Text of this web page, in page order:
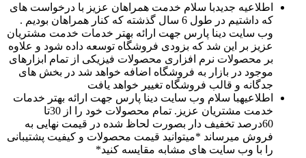
اطلاعیه جدیدبا سلام خدمت همراهان عزیز با درخواست های
که داشتیم در طول 6 سال گذشته که کنار همراهان بودیم .
وب سایت دینا پارس جهت ارائه بهتر خدمات خدمت مشتریان
عزیز بر این شد که بزودی فروشگاه توسعه داده شود و علاوه
بر محصولات نرم افزاری محصولات فیزیکی از تمام ابزارهای
موجود در بازار به فروشگاه اضافه خواهد شد در بخش های
جدگانه و قالب فروشگاه تغییر خواهد یافت
اطلاعیهبا سلام وب سایت دینا پارس جهت ارائه بهتر خدمات
خدمت مشتریان عزیز. تمام محصولات خود را از 30تا
60درصد تخفیف دار بصورت لحاظ شده در قیمت نهایی به
فروش میرساند *میتوانید قیمت محصولات و کیفیت پشتیبانی
را با وب سایت های مشابه مقایسه کنید*